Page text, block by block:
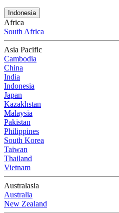
Indonesia
Africa
South Africa
Asia Pacific
Cambodia
China
India
Indonesia
Japan
Kazakhstan
Malaysia
Pakistan
Philippines
South Korea
Taiwan
Thailand
Vietnam
Australasia
Australia
New Zealand